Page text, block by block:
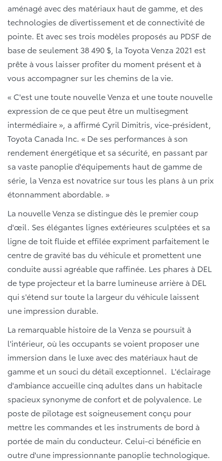
aménagé avec des matériaux haut de gamme, et des
technologies de divertissement et de connectivité de
pointe. Et avec ses trois modèles proposés au PDSF de
base de seulement 38 490 $, la Toyota Venza 2021 est
prête à vous laisser profiter du moment présent et à
vous accompagner sur les chemins de la vie.
« C'est une toute nouvelle Venza et une toute nouvelle
expression de ce que peut être un multisegment
intermédiaire », a affirmé Cyril Dimitris, vice-président,
Toyota Canada Inc. « De ses performances à son
rendement énergétique et sa sécurité, en passant par
sa vaste panoplie d'équipements haut de gamme de
série, la Venza est novatrice sur tous les plans à un prix
étonnamment abordable. »
La nouvelle Venza se distingue dès le premier coup
d'œil. Ses élégantes lignes extérieures sculptées et sa
ligne de toit fluide et effilée expriment parfaitement le
centre de gravité bas du véhicule et promettent une
conduite aussi agréable que raffinée. Les phares à DEL
de type projecteur et la barre lumineuse arrière à DEL
qui s'étend sur toute la largeur du véhicule laissent
une impression durable.
La remarquable histoire de la Venza se poursuit à
l'intérieur, où les occupants se voient proposer une
immersion dans le luxe avec des matériaux haut de
gamme et un souci du détail exceptionnel. L'éclairage
d'ambiance accueille cinq adultes dans un habitacle
spacieux synonyme de confort et de polyvalence. Le
poste de pilotage est soigneusement conçu pour
mettre les commandes et les instruments de bord à
portée de main du conducteur. Celui-ci bénéficie en
outre d'une impressionnante panoplie technologique.